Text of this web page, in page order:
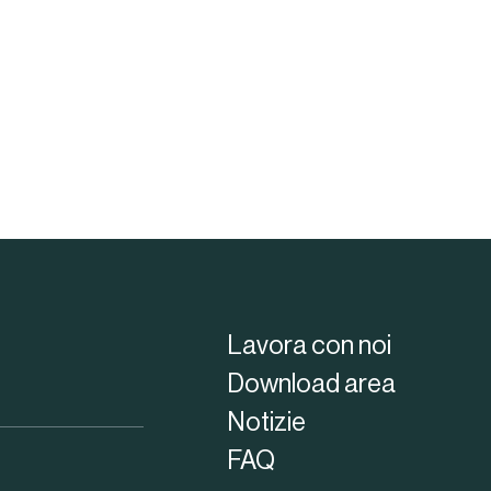
Lavora con noi
Download area
Notizie
FAQ